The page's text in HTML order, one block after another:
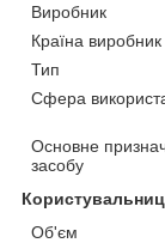
Виробник
Країна виробник
Тип
Сфера
Основне
засобу
Об'єм